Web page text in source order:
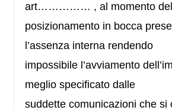
art…………… , al momento del
posizionamento in bocca
l’assenza interna rendendo
impossibile l’avviamento
meglio specificato dalle
suddette comunicazioni che si